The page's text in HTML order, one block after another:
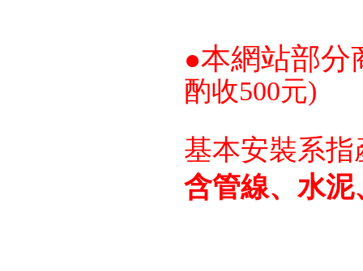
●本網站部
酌收500元)
基本安裝系
含管線、水